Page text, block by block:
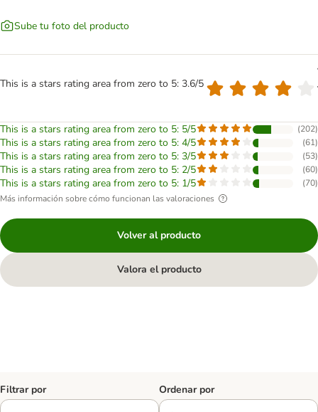
Sube tu foto del producto
This is a stars rating area from zero to 5: 3.6/5
This is a stars rating area from zero to 5: 5/5 (202)
This is a stars rating area from zero to 5: 4/5 (61)
This is a stars rating area from zero to 5: 3/5 (53)
This is a stars rating area from zero to 5: 2/5 (60)
This is a stars rating area from zero to 5: 1/5 (70)
Más información sobre cómo funcionan las valoraciones
Volver al producto
Valora el producto
Filtrar por Ordenar por